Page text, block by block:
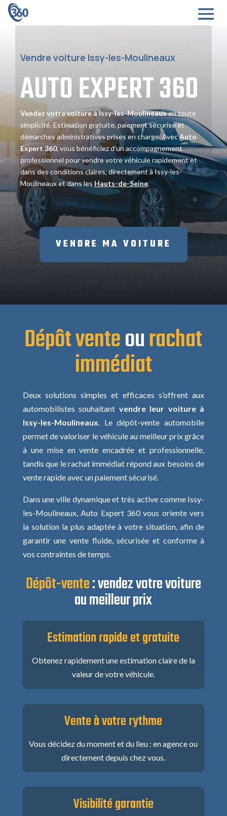
Vendre voiture Issy-les-Moulineaux
AUTO EXPERT360
Vendez votre voiture à Issy-les-Moulineauxen toute
simplicité. Estimation gratuite, paiement sécurisé et
démarches administratives prises en charge. AvecAuto
Expert 360, vous bénéficiez d’un accompagnement
professionnel pour vendre votre véhicule rapidement et
dans des conditions claires, directement à Issy-les-
Moulineaux et dans les Hauts-de-Seine.
VENDRE MA VOITURE
Dépôt venteourachat
immédiat
Deux solutions simples et efficaces s’offrent aux
automobilistes souhaitant vendre leur voiture à
Issy-les-Moulineaux. Le dépôt-vente automobile
permet de valoriser le véhicule au meilleur prix grâce
à une mise en vente encadrée et professionnelle,
tandis que le rachat immédiat répond aux besoins de
vente rapide avec un paiement sécurisé.
Dans une ville dynamique et très active comme Issy-
les-Moulineaux, Auto Expert 360 vous oriente vers
la solution la plus adaptée à votre situation, afin de
garantir une vente fluide, sécurisée et conforme à
vos contraintes de temps.
Dépôt-vente:vendez votre voiture
au meilleur prix
Estimation rapide et gratuite
Obtenez rapidement une estimation claire de la
valeur de votre véhicule.
Vente à votre rythme
Vous décidez du moment et du lieu : en agence ou
directement depuis chez vous.
Visibilité garantie